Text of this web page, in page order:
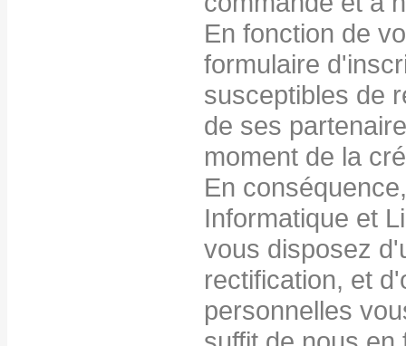
En fonction de
formulaire
susceptibles de
de ses
moment de la
En
Informatique et
vous disposez
rectification, et
personnelles